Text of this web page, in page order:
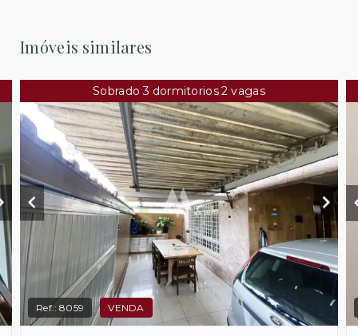
Imóveis similares
Sobrado 3 dormitorios 2 vagas
Ref.:8059 VENDA